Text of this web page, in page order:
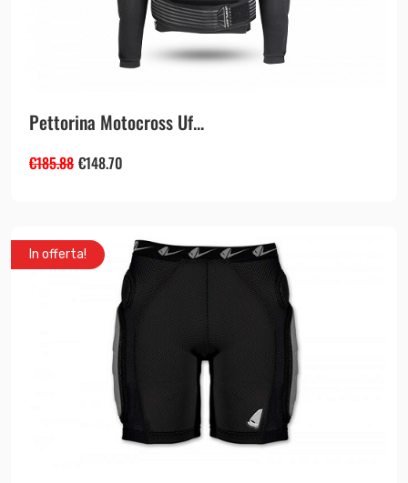
Pettorina Motocross Uf...
€185.88 €148.70
In offerta!